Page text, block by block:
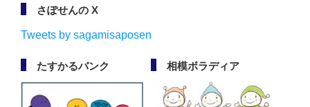
さぽせんの X
Tweets by sagamisaposen
たすかるバンク 相模ボラディア